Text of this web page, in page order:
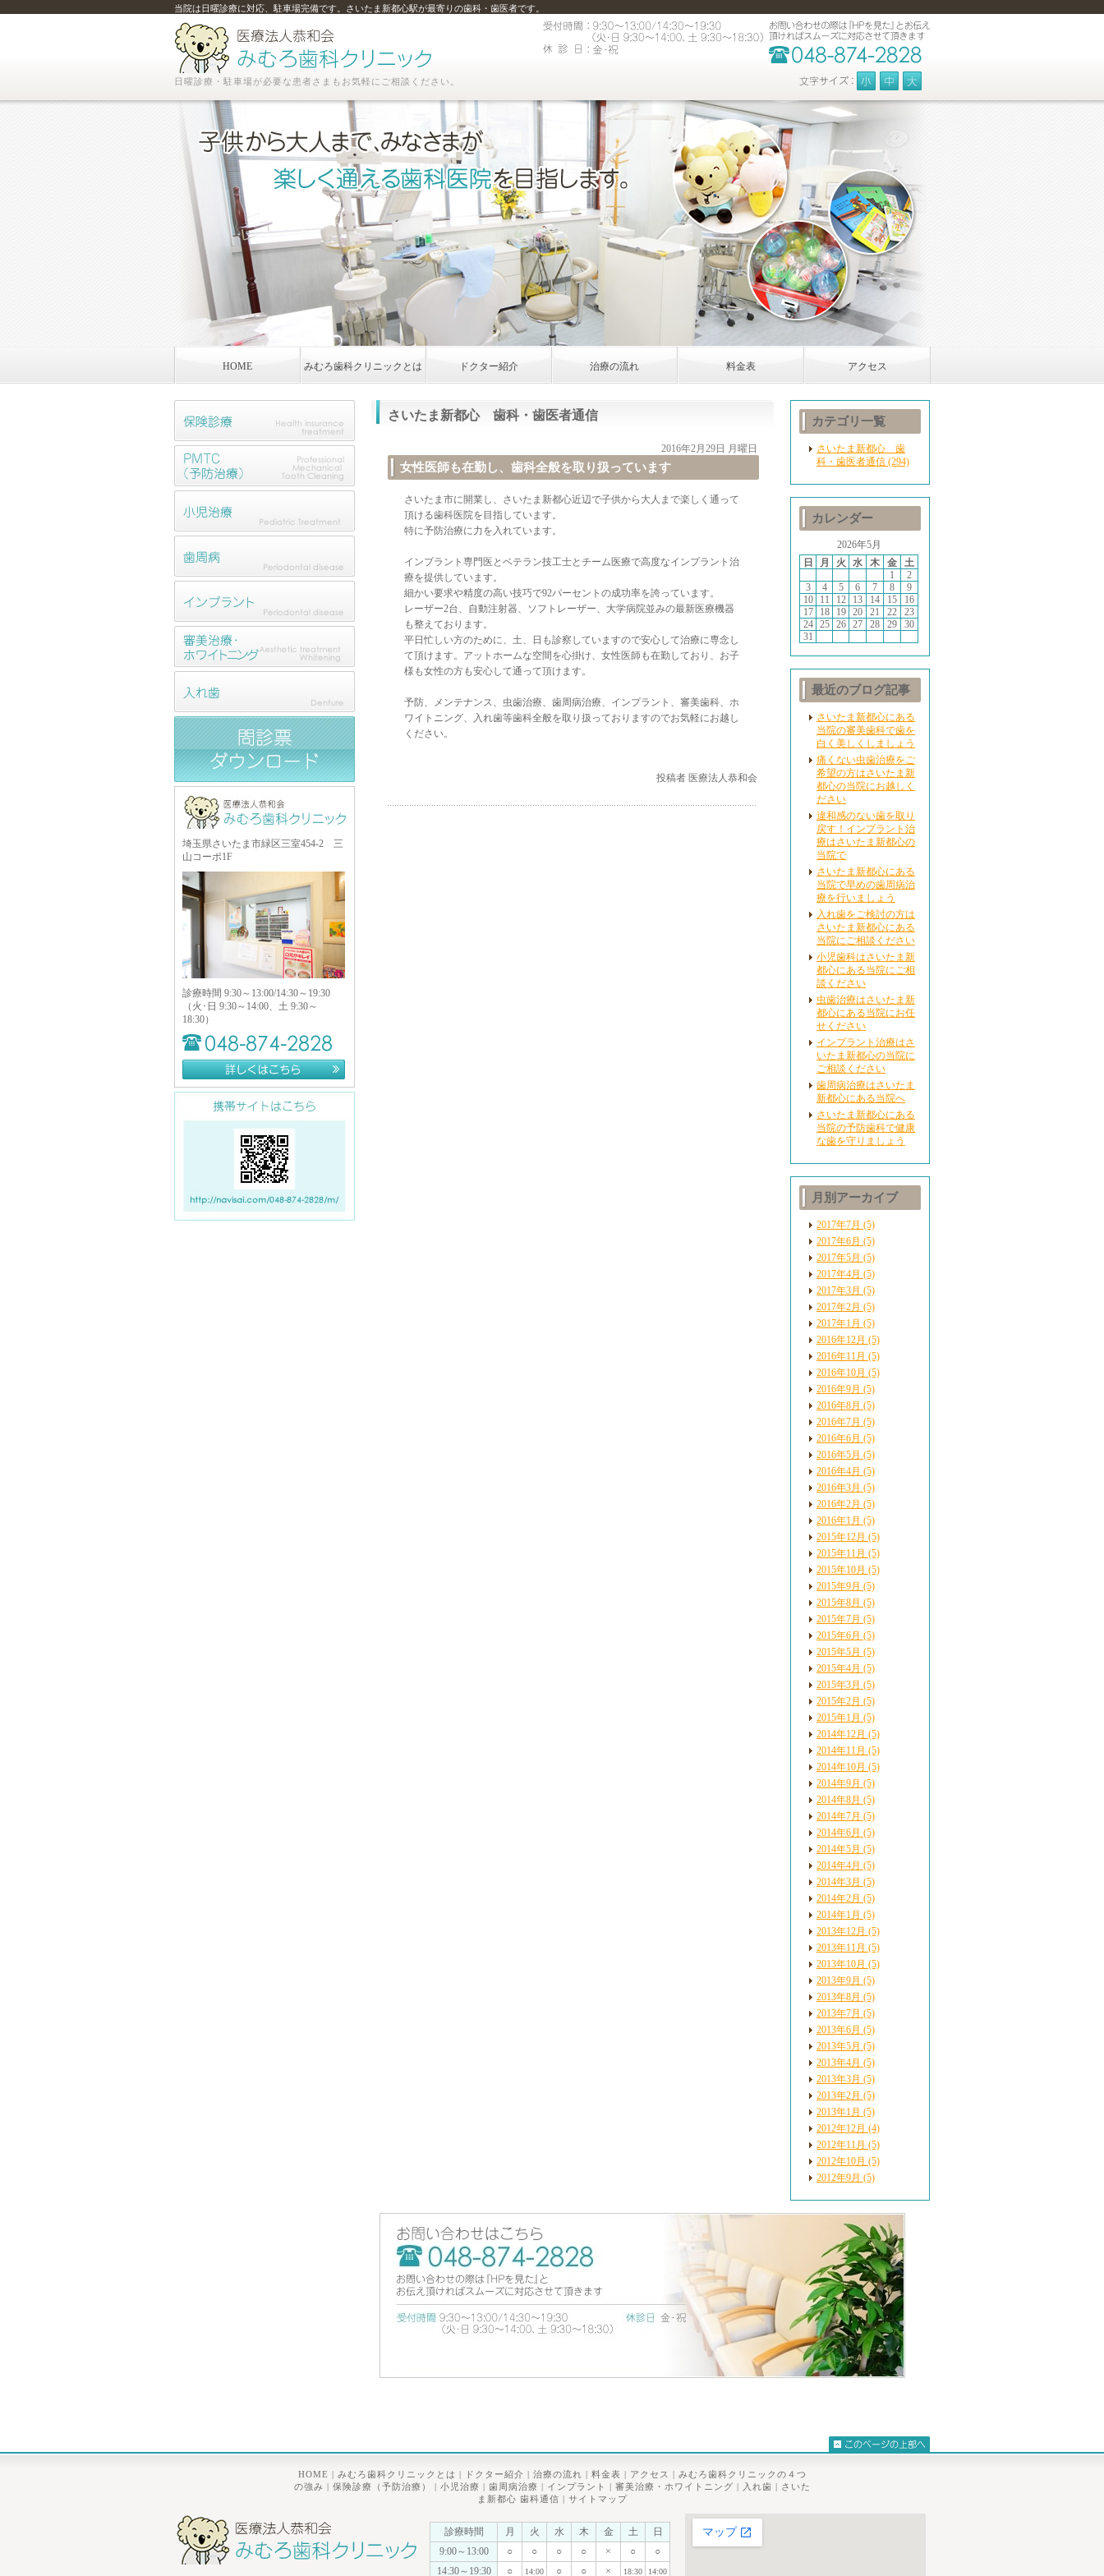
当院は日曜診療に対応、駐車場完備です。さいたま新都心駅が最寄りの歯科・歯医者です。
日曜診療・駐車場が必要な患者さまもお気軽にご相談ください。
HOME みむろ歯科クリニックとは ドクター紹介 治療の流れ 料金表 アクセス
さいたま新都心 歯科・歯医者通信
2016年2月29日 月曜日
女性医師も在勤し、歯科全般を取り扱っています
さいたま市に開業し、さいたま新都心近辺で子供から大人まで楽しく通って
頂ける歯科医院を目指しています。
特に予防治療に力を入れています。
インプラント専門医とベテラン技工士とチーム医療で高度なインプラント治
療を提供しています。
細かい要求や精度の高い技巧で92パーセントの成功率を誇っています。
レーザー2台、自動注射器、ソフトレーザー、大学病院並みの最新医療機器
も整えております。
平日忙しい方のために、土、日も診察していますので安心して治療に専念し
て頂けます。アットホームな空間を心掛け、女性医師も在勤しており、お子
様も女性の方も安心して通って頂けます。
予防、メンテナンス、虫歯治療、歯周病治療、インプラント、審美歯科、ホ
ワイトニング、入れ歯等歯科全般を取り扱っておりますのでお気軽にお越し
ください。
投稿者 医療法人恭和会
カテゴリ一覧
さいたま新都心 歯
科・歯医者通信 (294)
カレンダー
2026年5月
日
月 火 水 木 金
土
1
2
3
4 5 6 7 8
9
10
11 12 13 14 15
16
17
18 19 20 21 22
23
24
25 26 27 28 29
30
31
最近のブログ記事
さいたま新都心にある
当院の審美歯科で歯を
白く美しくしましょう
痛くない虫歯治療をご
希望の方はさいたま新
都心の当院にお越しく
ださい
違和感のない歯を取り
戻す！インプラント治
療はさいたま新都心の
当院で
さいたま新都心にある
当院で早めの歯周病治
療を行いましょう
入れ歯をご検討の方は
さいたま新都心にある
当院にご相談ください
小児歯科はさいたま新
都心にある当院にご相
談ください
虫歯治療はさいたま新
都心にある当院にお任
せください
インプラント治療はさ
いたま新都心の当院に
ご相談ください
歯周病治療はさいたま
新都心にある当院へ
さいたま新都心にある
当院の予防歯科で健康
な歯を守りましょう
月別アーカイブ
2017年7月 (5)
2017年6月 (5)
2017年5月 (5)
2017年4月 (5)
2017年3月 (5)
2017年2月 (5)
2017年1月 (5)
2016年12月 (5)
2016年11月 (5)
2016年10月 (5)
2016年9月 (5)
2016年8月 (5)
2016年7月 (5)
2016年6月 (5)
2016年5月 (5)
2016年4月 (5)
2016年3月 (5)
2016年2月 (5)
2016年1月 (5)
2015年12月 (5)
2015年11月 (5)
2015年10月 (5)
2015年9月 (5)
2015年8月 (5)
2015年7月 (5)
2015年6月 (5)
2015年5月 (5)
2015年4月 (5)
2015年3月 (5)
2015年2月 (5)
2015年1月 (5)
2014年12月 (5)
2014年11月 (5)
2014年10月 (5)
2014年9月 (5)
2014年8月 (5)
2014年7月 (5)
2014年6月 (5)
2014年5月 (5)
2014年4月 (5)
2014年3月 (5)
2014年2月 (5)
2014年1月 (5)
2013年12月 (5)
2013年11月 (5)
2013年10月 (5)
2013年9月 (5)
2013年8月 (5)
2013年7月 (5)
2013年6月 (5)
2013年5月 (5)
2013年4月 (5)
2013年3月 (5)
2013年2月 (5)
2013年1月 (5)
2012年12月 (4)
2012年11月 (5)
2012年10月 (5)
2012年9月 (5)
埼玉県さいたま市緑区三室454-2 三
山コーポ1F
診療時間 9:30～13:00/14:30～19:30
（火･日 9:30～14:00、土 9:30～
18:30）
HOME | みむろ歯科クリニックとは | ドクター紹介 | 治療の流れ | 料金表 | アクセス | みむろ歯科クリニックの４つ
の強み | 保険診療（予防治療） | 小児治療 | 歯周病治療 | インプラント | 審美治療・ホワイトニング | 入れ歯 | さいた
ま新都心 歯科通信 | サイトマップ
診療時間 月 火 水 木 金 土
日
9:00～13:00
○ ○ ○ ○ × ○
○
14:30～19:30
○ 14:00 ○ ○ × 18:30 14:00